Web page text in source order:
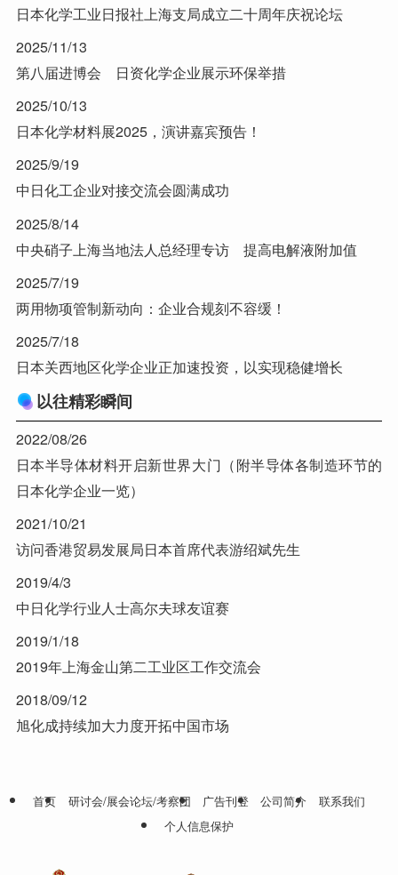
日本化学工业日报社上海支局成立二十周年庆祝论坛
2025/11/13
第八届进博会 日资化学企业展示环保举措
2025/10/13
日本化学材料展2025，演讲嘉宾预告！
2025/9/19
中日化工企业对接交流会圆满成功
2025/8/14
中央硝子上海当地法人总经理专访 提高电解液附加值
2025/7/19
两用物项管制新动向：企业合规刻不容缓！
2025/7/18
日本关西地区化学企业正加速投资，以实现稳健增长
以往精彩瞬间
2022/08/26
日本半导体材料开启新世界大门（附半导体各制造环节的
日本化学企业一览）
2021/10/21
访问香港贸易发展局日本首席代表游绍斌先生
2019/4/3
中日化学行业人士高尔夫球友谊赛
2019/1/18
2019年上海金山第二工业区工作交流会
2018/09/12
旭化成持续加大力度开拓中国市场
首页 研讨会/展会论坛/考察团 广告刊登 公司简介
联系我们
个人信息保护